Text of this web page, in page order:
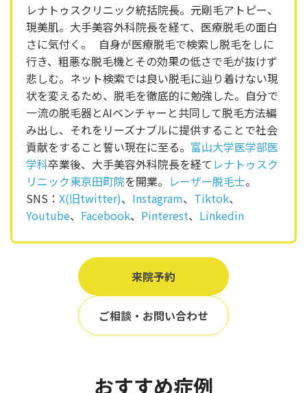
レナトゥスクリニック統括院長。元剛毛アトピー、
現美肌。大手美容外科院長を経て、医療脱毛の面白
さに気付く。 自身が医療脱毛で検索し脱毛をしに
行き、粗悪な脱毛機とその効果の低さで毛が抜けず
悲しむ。ネット検索では良い脱毛に辿り着けない現
状を変えるため、脱毛を徹底的に勉強した。自分で
一流の脱毛器とAIベンチャーと共同して脱毛方法編
み出し、それをリーズナブルに提供することで社会
貢献をすること誓い現在に至る。 富山大学医学部医
学科卒業後、大手美容外科院長を経て レナトゥスク
リニック東京田町院を開業。 レーザー脱毛士。
SNS： X(旧twitter)、 Instagram、 Tiktok、
Youtube、 Facebook、 Pinterest、 Linkedin
来院予約
ご相談・お問い合わせ
おすすめ症例